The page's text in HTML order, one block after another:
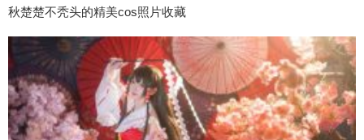
秋楚楚不秃头的精美cos照片收藏